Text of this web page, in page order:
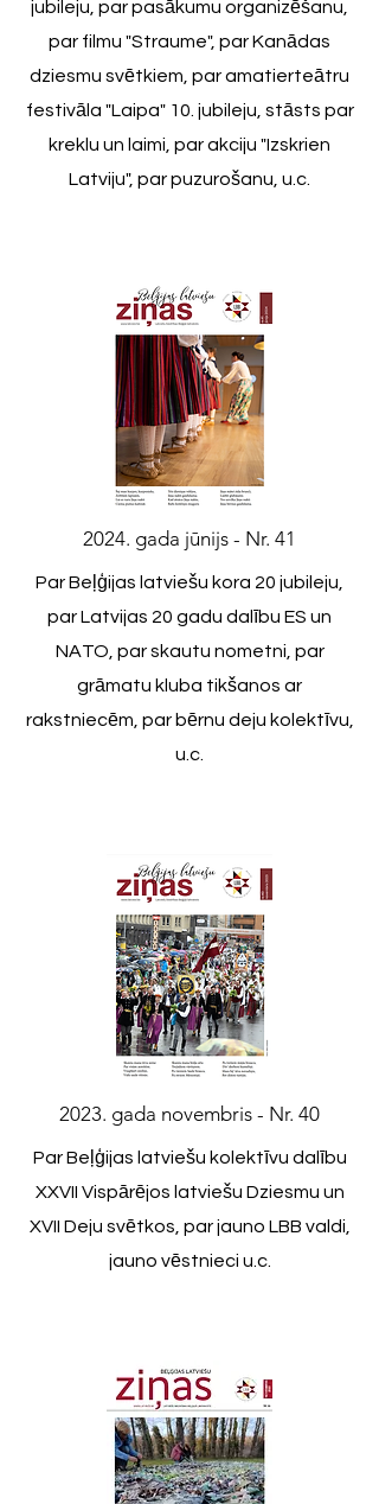
jubileju, par pasākumu organizēšanu,
par filmu "Straume", par Kanādas
dziesmu svētkiem, par amatierteātru
festivāla "Laipa" 10. jubileju, stāsts par
kreklu un laimi, par akciju "Izskrien
Latviju", par puzurošanu, u.c.
2024. gada jūnijs - Nr. 41
Par Beļģijas latviešu kora 20 jubileju,
par Latvijas 20 gadu dalību ES un
NATO, par skautu nometni, par
grāmatu kluba tikšanos ar
rakstniecēm, par bērnu deju kolektīvu,
u.c.
2023. gada novembris - Nr. 40
Par Beļģijas latviešu kolektīvu dalību
XXVII Vispārējos latviešu Dziesmu un
XVII Deju svētkos, par jauno LBB valdi,
jauno vēstnieci u.c.